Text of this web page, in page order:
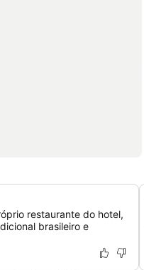
restaurante do hotel,
brasileiro e